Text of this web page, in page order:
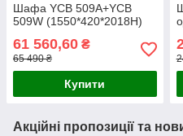
Шафа YСВ 509А+YСВ
509W (1550*420*2018H)
61 560,60 ₴
65 490 ₴
Купити
Акційні пропозиції та